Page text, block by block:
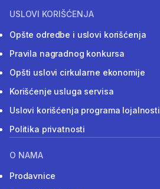
USLOVI KORIŠĆENJA
Opšte odredbe i uslovi korišćenja
Pravila nagradnog konkursa
Opšti uslovi cirkularne ekonomije
Korišćenje usluga servisa
Uslovi korišćenja programa lojalnosti
Politika privatnosti
O NAMA
Prodavnice